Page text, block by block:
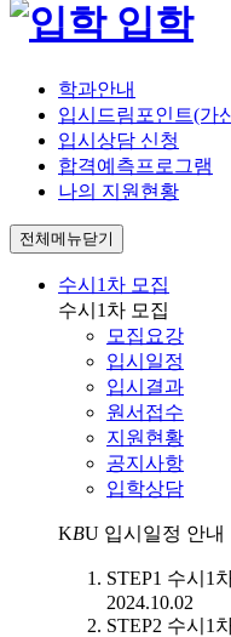
입학
학과안내
입시드림포인트(가
입시상담 신청
합격예측프로그램
나의 지원현황
전체메뉴닫기
수시1차 모집
수시1차 모집
모집요강
입시일정
입시결과
원서접수
지원현황
공지사항
입학상담
KBU 입시일정 안내
STEP1 수시1
2024.10.02
STEP2 수시1